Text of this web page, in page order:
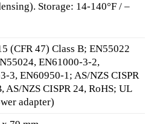
Storage: 14-140°F / –
(CFR 47) Class B; EN55022
EN61000-3-2,
3, EN60950-1; AS/NZS CISPR
AS/NZS CISPR 24, RoHS; UL
adapter)